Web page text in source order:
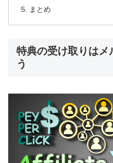
まとめ
特典の受け取りはメ
う